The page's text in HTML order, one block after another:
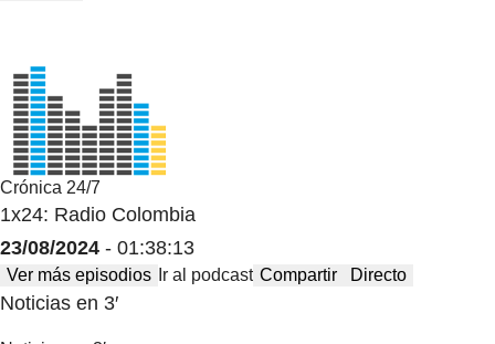
Crónica 24/7
1x24: Radio Colombia
23/08/2024 - 01:38:13
Ver más episodios Ir al podcast Compartir Directo
Noticias en 3′